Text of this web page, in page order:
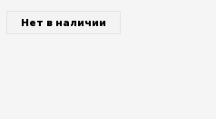
Нет в наличии